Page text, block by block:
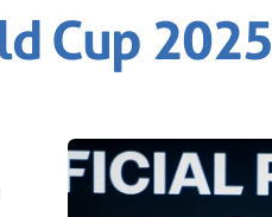
Cup 2025